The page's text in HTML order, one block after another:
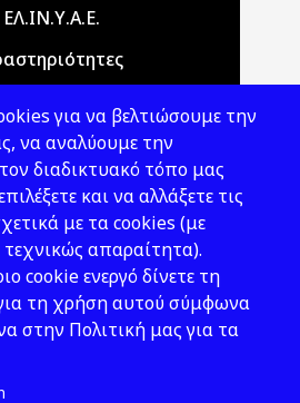
ΕΛ.ΙΝ.Υ.Α.Ε.
Νομοθεσία
Εκδόσεις
- Εκδηλώσεις
μας
για να βελτιώσουμε την
να αναλύουμε την
διαδικτυακό τόπο μας
και να αλλάξετε τις
με τα cookies (με
τεχνικώς απαραίτητα).
cookie ενεργό δίνετε τη
τη χρήση αυτού σύμφωνα
στην Πολιτική μας για τα